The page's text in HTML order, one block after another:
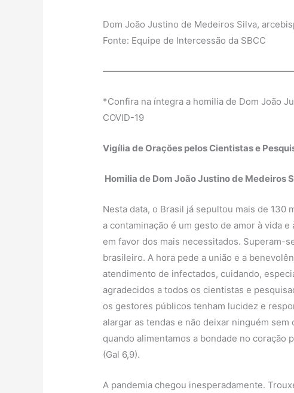
Dom João Justino de Medeiros Silva,
Fonte: Equipe de Intercessão da SBCC
*Confira na íntegra a homilia de Dom João
COVID-19
Vigília de Orações pelos Cientistas e
Homilia de Dom João Justino de Medeiros
Nesta data, o Brasil já sepultou mais de 130
a contaminação é um gesto de amor à vida
em favor dos mais necessitados. Superam-
brasileiro. A hora pede a união e a
atendimento de infectados, cuidando,
agradecidos a todos os cientistas e
os gestores públicos tenham lucidez e
alargar as tendas e não deixar ninguém
quando alimentamos a bondade no coração
(Gal 6,9).
A pandemia chegou inesperadamente.